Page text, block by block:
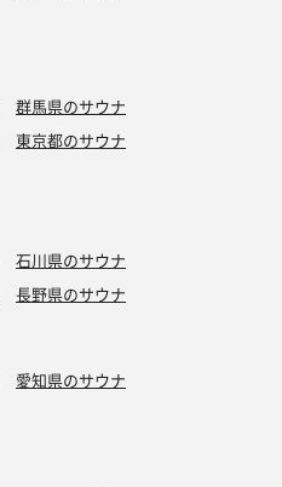
群馬県のサウナ
東京都のサウナ
石川県のサウナ
長野県のサウナ
愛知県のサウナ